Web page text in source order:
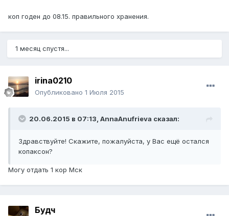
коп годен до 08.15. правильного хранения.
1 месяц спустя...
irina0210
Опубликовано 1 Июля 2015
20.06.2015 в 07:13, AnnaAnufrieva сказал:
Здравствуйте! Скажите, пожалуйста, у Вас ещё остался
копаксон?
Могу отдать 1 кор Мск
Будч